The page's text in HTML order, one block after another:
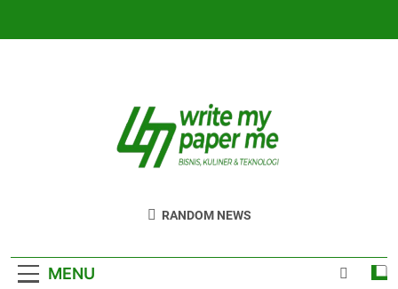
Bisnis, Kuliner, Teknologi
RANDOM NEWS
MENU